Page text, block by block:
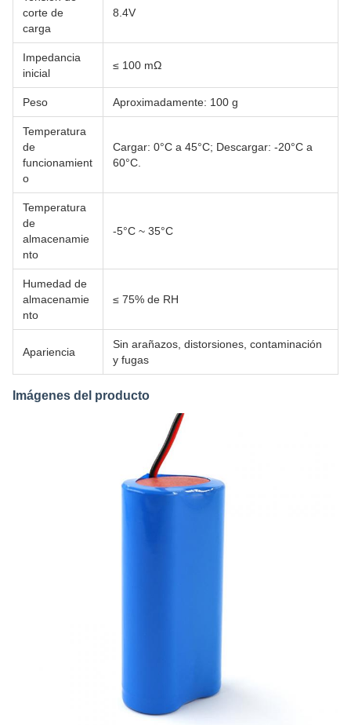
corte de
carga
8.4V
Impedancia
inicial
≤ 100 mΩ
Peso Aproximadamente: 100 g
Temperatura
de
funcionamient
o
Cargar: 0°C a 45°C; Descargar: -20°C a
60°C.
Temperatura
de
almacenamie
nto
-5°C ~ 35°C
Humedad de
almacenamie
nto
≤ 75% de RH
Apariencia
Sin arañazos, distorsiones, contaminación
y fugas
Imágenes del producto